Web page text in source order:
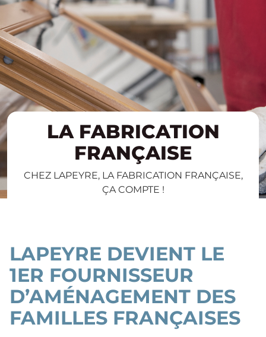
LA FABRICATION
FRANÇAISE
CHEZ LAPEYRE, LA FABRICATION FRANÇAISE,
ÇA COMPTE !
LAPEYRE DEVIENT LE
1ER FOURNISSEUR
D’AMÉNAGEMENT DES
FAMILLES FRANÇAISES